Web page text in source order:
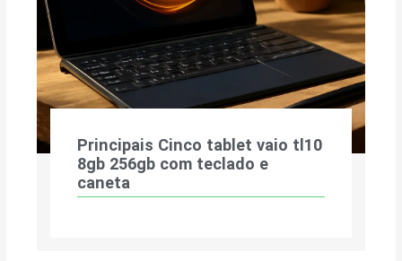
Principais Cinco tablet vaio tl10
8gb 256gb com teclado e
caneta